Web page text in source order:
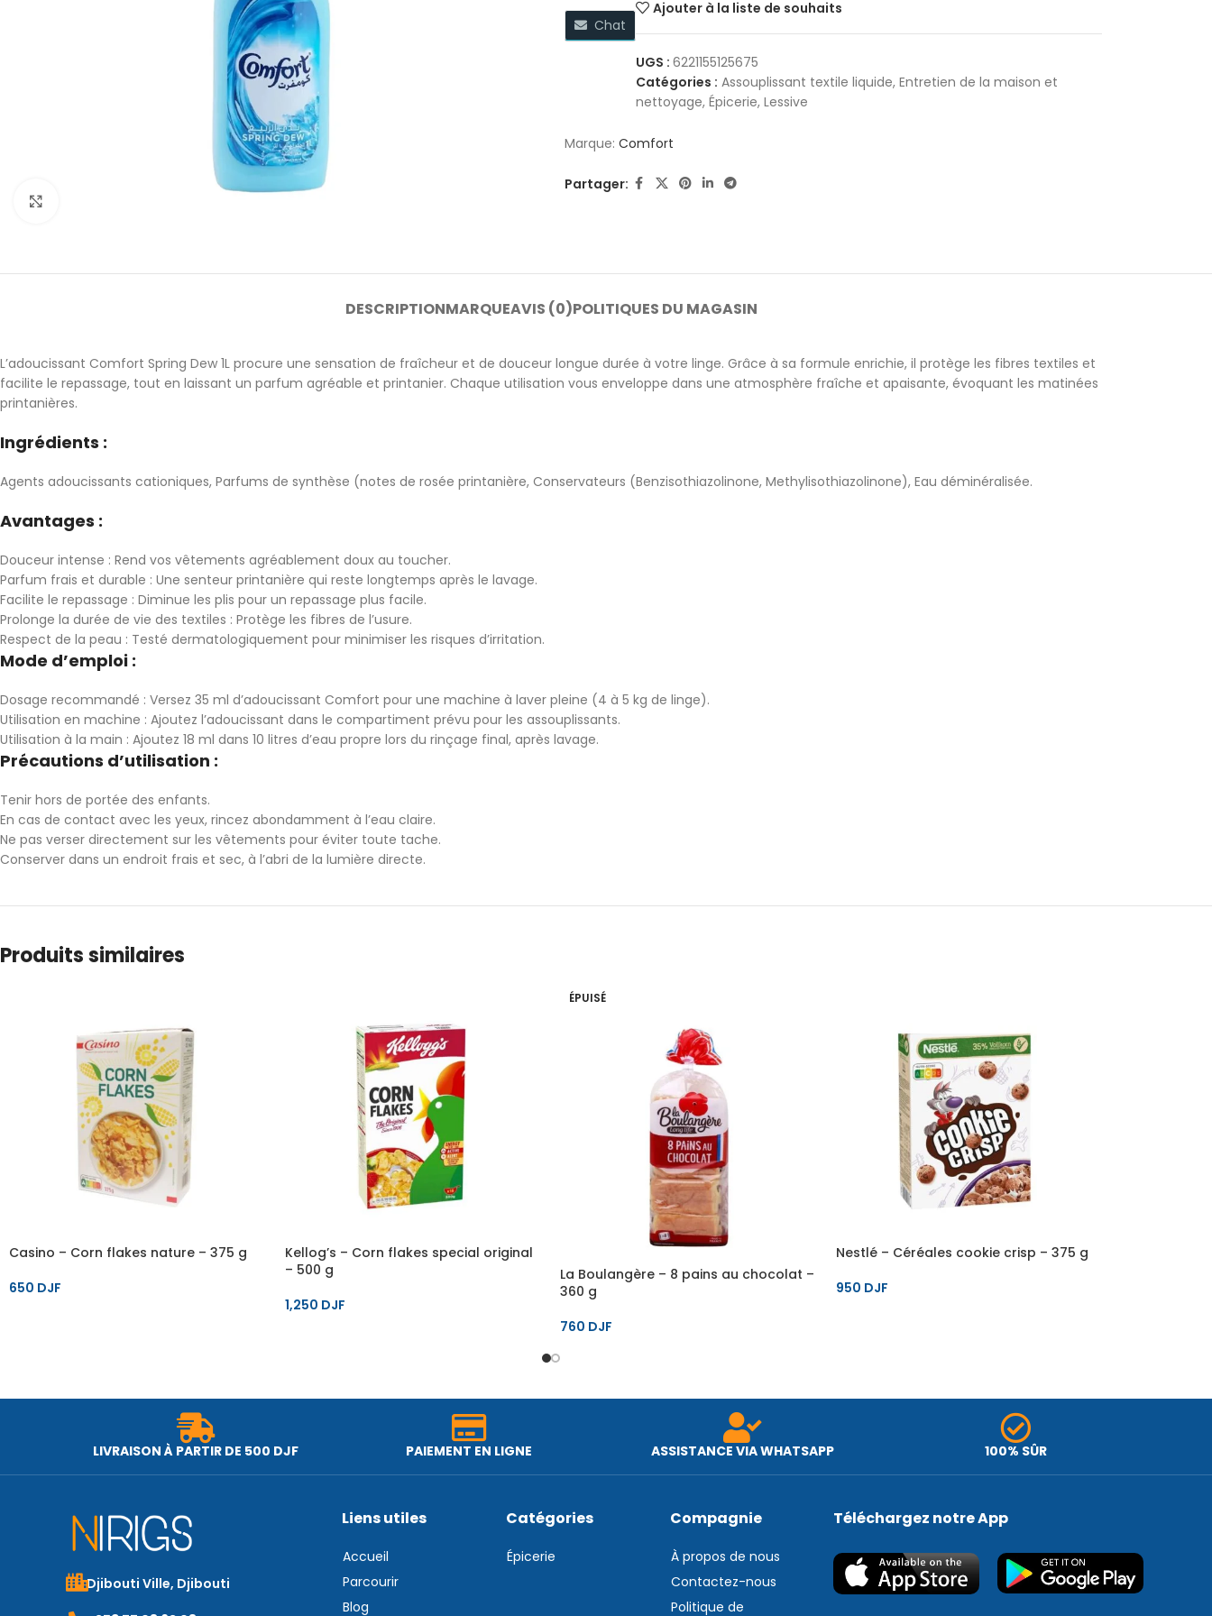
Ajouter à la liste de souhaits
Chat
UGS : 6221155125675
Catégories : Assouplissant textile liquide, Entretien de la maison et
nettoyage, Épicerie, Lessive
Marque: Comfort
Partager:
DESCRIPTIONMARQUEAVIS (0)POLITIQUES DU MAGASIN
L’adoucissant Comfort Spring Dew 1L procure une sensation de fraîcheur et de douceur longue durée à votre linge. Grâce à sa formule enrichie, il protège les fibres textiles et
facilite le repassage, tout en laissant un parfum agréable et printanier. Chaque utilisation vous enveloppe dans une atmosphère fraîche et apaisante, évoquant les matinées
printanières.
Ingrédients :
Agents adoucissants cationiques, Parfums de synthèse (notes de rosée printanière, Conservateurs (Benzisothiazolinone, Methylisothiazolinone), Eau déminéralisée.
Avantages :
Douceur intense : Rend vos vêtements agréablement doux au toucher.
Parfum frais et durable : Une senteur printanière qui reste longtemps après le lavage.
Facilite le repassage : Diminue les plis pour un repassage plus facile.
Prolonge la durée de vie des textiles : Protège les fibres de l’usure.
Respect de la peau : Testé dermatologiquement pour minimiser les risques d’irritation.
Mode d’emploi :
Dosage recommandé : Versez 35 ml d’adoucissant Comfort pour une machine à laver pleine (4 à 5 kg de linge).
Utilisation en machine : Ajoutez l’adoucissant dans le compartiment prévu pour les assouplissants.
Utilisation à la main : Ajoutez 18 ml dans 10 litres d’eau propre lors du rinçage final, après lavage.
Précautions d’utilisation :
Tenir hors de portée des enfants.
En cas de contact avec les yeux, rincez abondamment à l’eau claire.
Ne pas verser directement sur les vêtements pour éviter toute tache.
Conserver dans un endroit frais et sec, à l’abri de la lumière directe.
Produits similaires
Casino – Corn flakes nature – 375 g
650 DJF
Kellog’s – Corn flakes special original
– 500 g
1,250 DJF
ÉPUISÉ
La Boulangère – 8 pains au chocolat –
360 g
760 DJF
Nestlé – Céréales cookie crisp – 375 g
950 DJF
LIVRAISON À PARTIR DE 500 DJF PAIEMENT EN LIGNE ASSISTANCE VIA WHATSAPP 100% SÛR
Djibouti Ville, Djibouti
Liens utiles
Accueil
Parcourir
Blog
Catégories
Épicerie
Compagnie
À propos de nous
Contactez-nous
Politique de
Téléchargez notre App